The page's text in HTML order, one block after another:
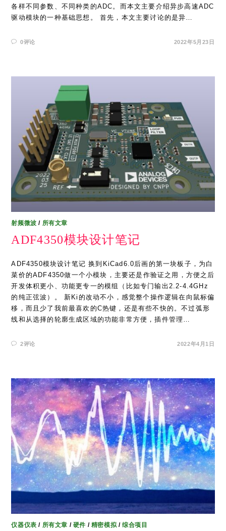
各样不同参数、不同种类的ADC。而本文主要介绍异步高速ADC
驱动模块的一种基础思想。 首先，本文主要讨论的是异…
0评论 2022年5月23日
射频微波 / 所有文章
ADF4350模块设计笔记
ADF4350模块设计笔记 换到KiCad6.0后画的第一块板子，为白
菜价的ADF4350做一个小模块，主要还是作验证之用，方便之后
开发体积更小、功能更专一的模组（比如专门输出2.2-4.4GHz
的纯正弦波）。 新Ki的改动不小，感觉整个操作逻辑在向鼠标偏
移，而且少了我前最喜欢的C热键，还是有些不快的。不过弧形
线和从选择的轮廓生成区域的功能非常方便，插件管理…
2评论 2022年4月1日
仪器仪表 / 所有文章 / 硬件 / 精密模拟 /综合项目